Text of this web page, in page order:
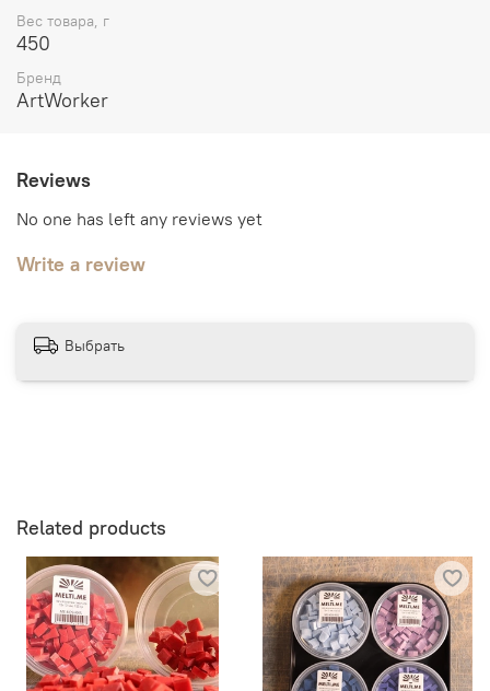
Вес товара, г
450
Бренд
ArtWorker
Reviews
No one has left any reviews yet
Write a review
Выбрать
Related products